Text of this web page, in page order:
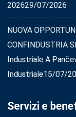
202629/07/2026
NUOVA
CONFINDUSTRIA
Industriale A
Industriale15/07/
Servizi e